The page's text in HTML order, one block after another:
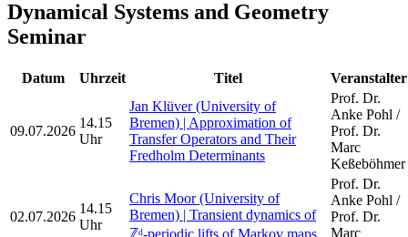
Dynamical Systems and Geometry
Seminar
Datum Uhrzeit Titel Veranstalter
09.07.2026
14.15
Uhr
Jan Klüver (University of
Bremen) | Approximation of
Transfer Operators and Their
Fredholm Determinants
Prof. Dr.
Anke Pohl /
Prof. Dr.
Marc
Keßeböhmer
02.07.2026
14.15
Uhr
Chris Moor (University of
Bremen) | Transient dynamics of
ℤᵈ-periodic lifts of Markov maps
Prof. Dr.
Anke Pohl /
Prof. Dr.
Marc